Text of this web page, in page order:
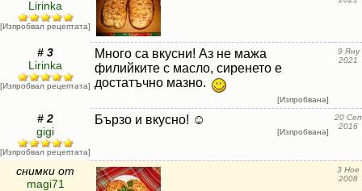
Lirinka
[Изпробвал рецептата]
# 3
Lirinka
[Изпробвал рецептата]
Много са вкусни! Аз не мажа
филийките с масло, сиренето е
достатъчно мазно.
[Изпробвана]
9 Яну
2021
# 2
gigi
[Изпробвал рецептата]
Бързо и вкусно! ☺
[Изпробвана]
20 Сеп
2016
снимки от
magi71
3 Ное
2008